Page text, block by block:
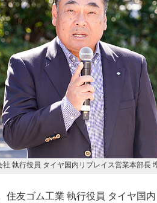
執行役員 タイヤ国内リプレイス営業本部長
友ゴム工業 執行役員 タイヤ国